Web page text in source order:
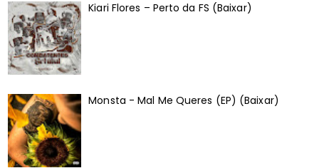
Kiari Flores – Perto da FS (Baixar)
Monsta - Mal Me Queres (EP) (Baixar)